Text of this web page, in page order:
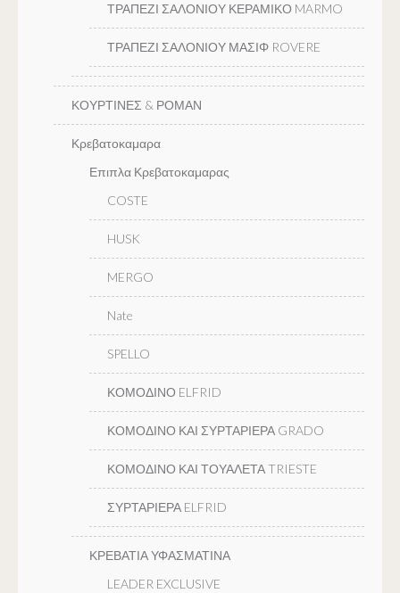
ΤΡΑΠΕΖΙ ΣΑΛΟΝΙΟΥ ΚΕΡΑΜΙΚΟ MARMO
ΤΡΑΠΕΖΙ ΣΑΛΟΝΙΟΥ ΜΑΣΙΦ ROVERE
ΚΟΥΡΤΙΝΕΣ & ΡΟΜΑΝ
Κρεβατοκαμαρα
Επιπλα Κρεβατοκαμαρας
COSTE
HUSK
MERGO
Nate
SPELLO
ΚΟΜΟΔΙΝΟ ELFRID
ΚΟΜΟΔΙΝΟ ΚΑΙ ΣΥΡΤΑΡΙΕΡΑ GRADO
ΚΟΜΟΔΙΝΟ ΚΑΙ ΤΟΥΑΛΕΤΑ TRIESTE
ΣΥΡΤΑΡΙΕΡΑ ELFRID
ΚΡΕΒΑΤΙΑ ΥΦΑΣΜΑΤΙΝΑ
LEADER EXCLUSIVE